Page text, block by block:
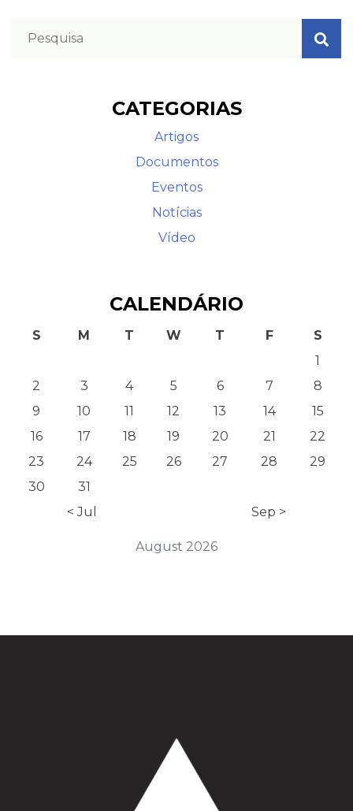
CATEGORIAS
Artigos
Documentos
Eventos
Notícias
Vídeo
CALENDÁRIO
August 2026
S M T W T F
S
1
2
3 4 5 6 7
8
9
10 11 12 13 14
15
16
17 18 19 20 21
22
23
24 25 26 27 28
29
30
31
< Jul
Sep >